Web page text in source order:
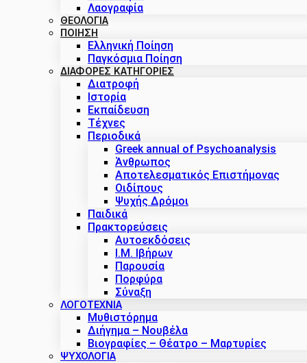
Λαογραφία
ΘΕΟΛΟΓΙΑ
ΠΟΙΗΣΗ
Ελληνική Ποίηση
Παγκόσμια Ποίηση
ΔΙΑΦΟΡΕΣ ΚΑΤΗΓΟΡΙΕΣ
Διατροφή
Ιστορία
Εκπαίδευση
Τέχνες
Περιοδικά
Greek annual of Psychoanalysis
Άνθρωπος
Αποτελεσματικός Επιστήμονας
Οιδίπους
Ψυχής Δρόμοι
Παιδικά
Πρακτoρεύσεις
Αυτοεκδόσεις
Ι.Μ. Ιβήρων
Παρουσία
Πορφύρα
Σύναξη
ΛΟΓΟΤΕΧΝΙΑ
Μυθιστόρημα
Διήγημα – Νουβέλα
Βιογραφίες – Θέατρο – Μαρτυρίες
ΨΥΧΟΛΟΓΙΑ